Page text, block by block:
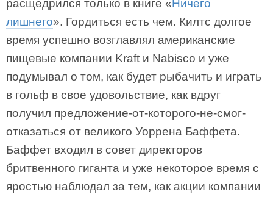
расщедрился только в книге «Ничего
лишнего». Гордиться есть чем. Килтс долгое
время успешно возглавлял американские
пищевые компании Kraft и Nabisco и уже
подумывал о том, как будет рыбачить и играть
в гольф в свое удовольствие, как вдруг
получил предложение-от-которого-не-смог-
отказаться от великого Уоррена Баффета.
Баффет входил в совет директоров
бритвенного гиганта и уже некоторое время с
яростью наблюдал за тем, как акции компании